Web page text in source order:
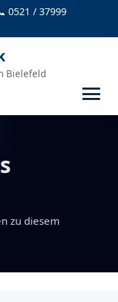
0521 / 37999
Bielefeld
zu diesem